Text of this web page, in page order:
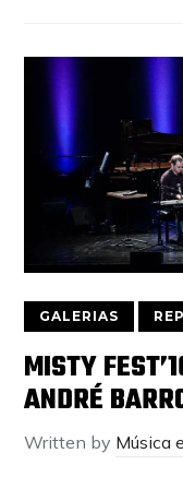
GALERIAS
MISTY
ANDRÉ
Written by Música